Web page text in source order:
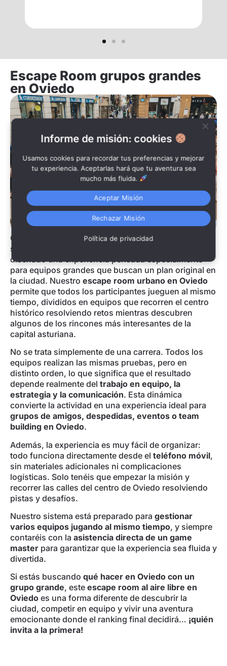
Escape Room grupos grandes
en Oviedo
Organizar una actividad para grupos en Oviedo
siempre es fácil, y por eso en Street SKP hemos
diseñado una experiencia pensada especialmente
para equipos grandes que buscan un plan original en
la ciudad. Nuestro escape room urbano en Oviedo
permite que todos los participantes jueguen al mismo
tiempo, divididos en equipos que recorren el centro
histórico resolviendo retos mientras descubren
algunos de los rincones más interesantes de la
capital asturiana.
No se trata simplemente de una carrera. Todos los
equipos realizan las mismas pruebas, pero en
distinto orden, lo que significa que el resultado
depende realmente del trabajo en equipo, la
estrategia y la comunicación. Esta dinámica
convierte la actividad en una experiencia ideal para
grupos de amigos, despedidas, eventos o team
building en Oviedo.
Además, la experiencia es muy fácil de organizar:
todo funciona directamente desde el teléfono móvil,
sin materiales adicionales ni complicaciones
logísticas. Solo tenéis que empezar la misión y
recorrer las calles del centro de Oviedo resolviendo
pistas y desafíos.
Nuestro sistema está preparado para gestionar
varios equipos jugando al mismo tiempo, y siempre
contaréis con la asistencia directa de un game
master para garantizar que la experiencia sea fluida y
divertida.
Si estás buscando qué hacer en Oviedo con un
grupo grande, este escape room al aire libre en
Oviedo es una forma diferente de descubrir la
ciudad, competir en equipo y vivir una aventura
emocionante donde el ranking final decidirá… ¡quién
invita a la primera!
Informe de misión: cookies
Usamos cookies para recordar tus preferencias y mejorar
tu experiencia. Aceptarlas hará que tu aventura sea
mucho más fluida.
Aceptar Misión
Rechazar Misión
Política de privacidad